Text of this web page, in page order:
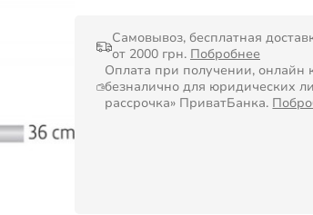
Самовывоз, бесплатная
от 2000 грн. Побробнее
Оплата при получении, онлайн
безналично для юридических
рассрочка» ПриватБанка.